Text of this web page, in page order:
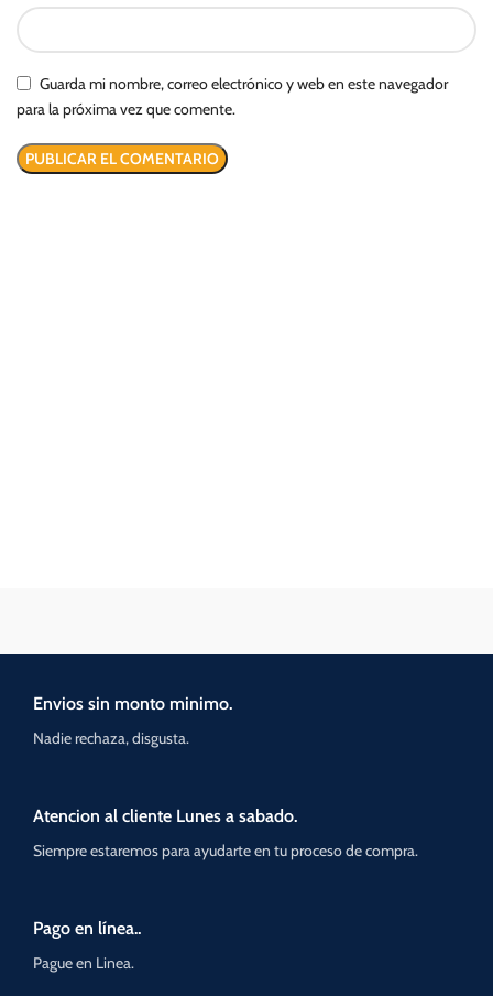
Guarda mi nombre, correo electrónico y web en este navegador
para la próxima vez que comente.
Envios sin monto minimo.
Nadie rechaza, disgusta.
Atencion al cliente Lunes a sabado.
Siempre estaremos para ayudarte en tu proceso de compra.
Pago en línea..
Pague en Linea.